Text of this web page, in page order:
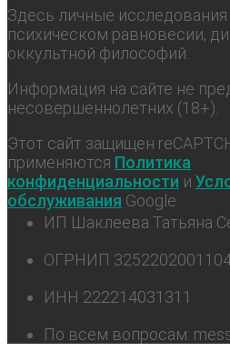
Здесь личные
психическом равновесии,
оккультной философий.
Информация на сайте не
несовершеннолетних (18+).
Этот сайт защищен
применяются Политика
конфиденциальности и
обслуживания Google.
ИП Шаклеева Татьяна
ОГРНИП
ИНН 222214031311
По всем вопросам: